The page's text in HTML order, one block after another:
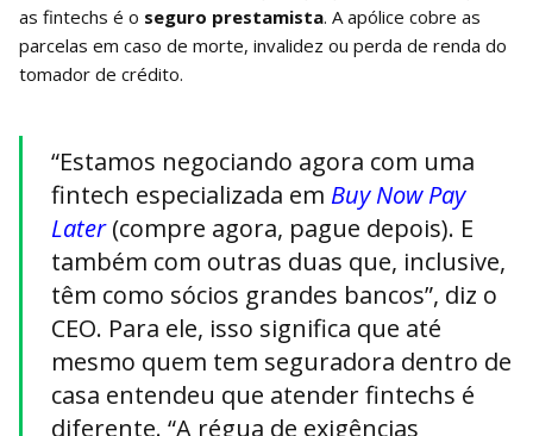
as fintechs é o seguro prestamista. A apólice cobre as
parcelas em caso de morte, invalidez ou perda de renda do
tomador de crédito.
“Estamos negociando agora com uma
fintech especializada em Buy Now Pay
Later (compre agora, pague depois). E
também com outras duas que, inclusive,
têm como sócios grandes bancos”, diz o
CEO. Para ele, isso significa que até
mesmo quem tem seguradora dentro de
casa entendeu que atender fintechs é
diferente. “A régua de exigências